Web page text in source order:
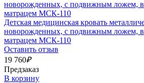
Детская медицинская кровать
новорожденных, с подвижным ложем, в
матрацем МСК-110
Оставить отзыв
19 760₽
Предзаказ
В корзину